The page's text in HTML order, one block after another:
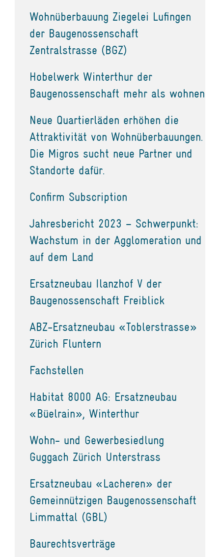
Wohnüberbauung Ziegelei Lufingen
der Baugenossenschaft
Zentralstrasse (BGZ)
Hobelwerk Winterthur der
Baugenossenschaft mehr als wohnen
Neue Quartierläden erhöhen die
Attraktivität von Wohnüberbauungen.
Die Migros sucht neue Partner und
Standorte dafür.
Confirm Subscription
Jahresbericht 2023 – Schwerpunkt:
Wachstum in der Agglomeration und
auf dem Land
Ersatzneubau Ilanzhof V der
Baugenossenschaft Freiblick
ABZ-Ersatzneubau «Toblerstrasse»
Zürich Fluntern
Fachstellen
Habitat 8000 AG: Ersatzneubau
«Büelrain», Winterthur
Wohn- und Gewerbesiedlung
Guggach Zürich Unterstrass
Ersatzneubau «Lacheren» der
Gemeinnützigen Baugenossenschaft
Limmattal (GBL)
Baurechtsverträge